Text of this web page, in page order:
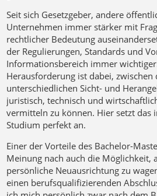
Seit sich Gesetzgeber, andere
Unternehmen immer stärker mit
rechtlicher Bedeutung
der Regulierungen, Standards und
Informationsbereich immer
Herausforderung ist dabei, zwischen
unterschiedlichen Sicht- und
juristisch, technisch und
vermitteln zu können. Hier setzt das
Studium perfekt an.
Einer der Vorteile des Bachelor-
Meinung nach auch die Möglichkeit,
persönliche Neuausrichtung zu
einen berufsqualifizierenden